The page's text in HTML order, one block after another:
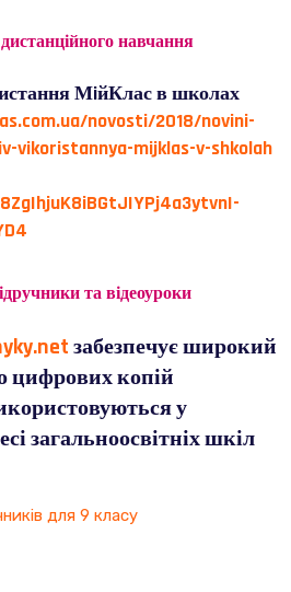
дистанційного навчання
МiйКлас в школах
novosti/2018/novini-
vikoristannya-mijklas-v-shkolah
та відеоуроки
забезпечує широкий
цифрових копій
у
загальноосвітніх шкіл
для 9 класу